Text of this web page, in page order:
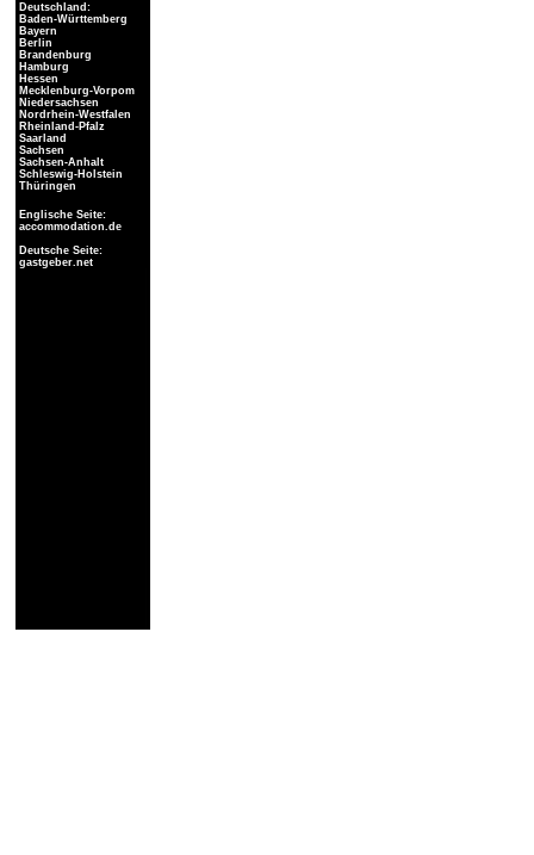
Deutschland:
Baden-Württemberg
Bayern
Berlin
Brandenburg
Hamburg
Hessen
Mecklenburg-Vorpom
Niedersachsen
Nordrhein-Westfalen
Rheinland-Pfalz
Saarland
Sachsen
Sachsen-Anhalt
Schleswig-Holstein
Thüringen
Englische Seite:
accommodation.de
Deutsche Seite:
gastgeber.net